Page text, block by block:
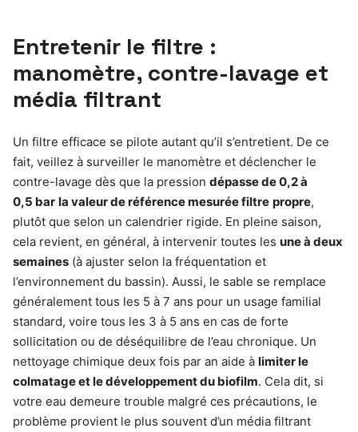
Entretenir le filtre :
manomètre, contre-lavage et
média filtrant
Un filtre efficace se pilote autant qu’il s’entretient. De ce
fait, veillez à surveiller le manomètre et déclencher le
contre-lavage dès que la pression dépasse de 0,2 à
0,5 bar la valeur de référence mesurée filtre propre,
plutôt que selon un calendrier rigide. En pleine saison,
cela revient, en général, à intervenir toutes les une à deux
semaines (à ajuster selon la fréquentation et
l’environnement du bassin). Aussi, le sable se remplace
généralement tous les 5 à 7 ans pour un usage familial
standard, voire tous les 3 à 5 ans en cas de forte
sollicitation ou de déséquilibre de l’eau chronique. Un
nettoyage chimique deux fois par an aide à limiter le
colmatage et le développement du biofilm. Cela dit, si
votre eau demeure trouble malgré ces précautions, le
problème provient le plus souvent d’un média filtrant